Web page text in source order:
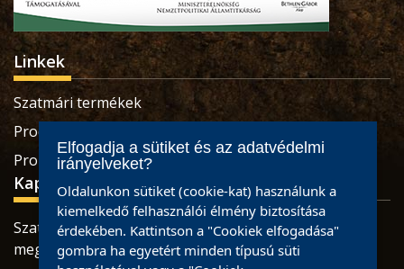
Linkek
Szatmári termékek
Produse sătmărene
Pro Economica Alapítvány
Kapcsolat
Szatmárnémeti, Retezatului utca, 32 szám, Szatmár
megye
Elfogadja a sütiket és az adatvédelmi
irányelveket?
Oldalunkon sütiket (cookie-kat) használunk a
kiemelkedő felhasználói élmény biztosítása
érdekében. Kattintson a "Cookiek elfogadása"
gombra ha egyetért minden típusú süti